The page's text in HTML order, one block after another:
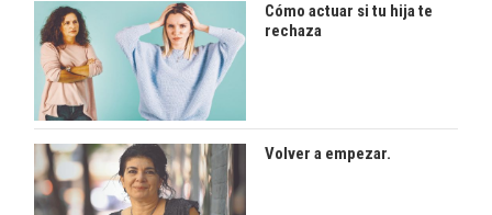
Cómo actuar si tu hija te
rechaza
Volver a empezar.